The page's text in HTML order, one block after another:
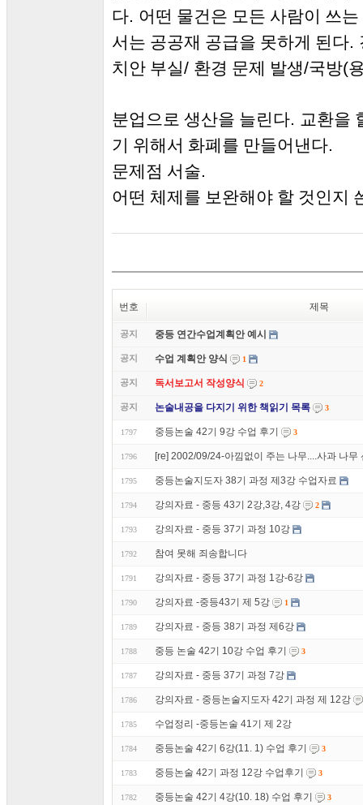
다. 어떤 물건은 모든 사람이 쓰
서는 공공재 공급을 못하게 된다.
치안 부실/ 환경 문제 발생/국방(
분업으로 생산을 늘린다. 교환을
기 위해서 화폐를 만들어낸다.
문제점 서술.
어떤 체제를 보완해야 할 것인지
번호 제목
공지 중등 연간수업계획안 예시
공지 수업 계획안 양식 1
공지 독서보고서 작성양식 2
공지 논술내공을 다지기 위한 책읽기 목록 3
1797 중등논술 42기 9강 수업 후기 3
1796 [re] 2002/09/24-아낌없이 주는 나무....사과 나무
1795 중등논술지도자 38기 과정 제3강 수업자료
1794 강의자료 - 중등 43기 2강,3강, 4강 2
1793 강의자료 - 중등 37기 과정 10강
1792 참여 못해 죄송합니다
1791 강의자료 - 중등 37기 과정 1강-6강
1790 강의자료 -중등43기 제 5강 1
1789 강의자료 - 중등 38기 과정 제6강
1788 중등 논술 42기 10강 수업 후기 3
1787 강의자료 - 중등 37기 과정 7강
1786 강의자료 - 중등논술지도자 42기 과정 제 12강
1785 수업정리 -중등논술 41기 제 2강
1784 중등논술 42기 6강(11. 1) 수업 후기 3
1783 중등논술 42기 과정 12강 수업후기 3
1782 중등논술 42기 4강(10. 18) 수업 후기 3